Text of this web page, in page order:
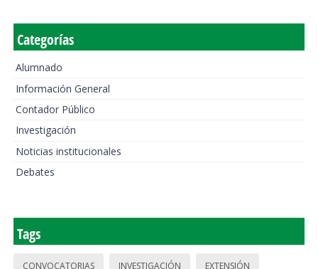
Categorías
Alumnado
Información General
Contador Público
Investigación
Noticias institucionales
Debates
Tags
CONVOCATORIAS INVESTIGACIÓN EXTENSIÓN